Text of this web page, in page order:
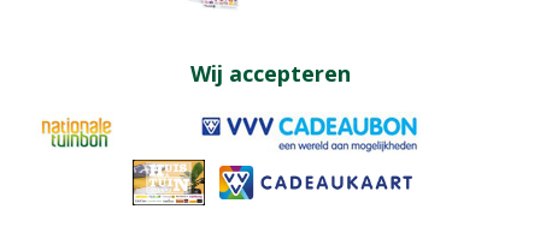
Wij accepteren